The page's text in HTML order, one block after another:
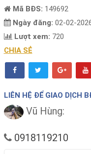
Mã BĐS: 149692
Ngày đăng: 02-02-
Lượt xem: 720
CHIA SẺ
LIÊN HỆ ĐỂ GIAO DỊCH
Vũ Hùng:
0918119210